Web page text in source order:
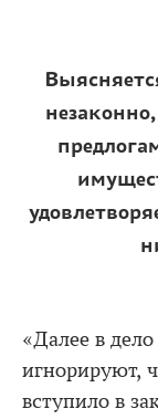
«Далее в
игнорируют,
вступило в